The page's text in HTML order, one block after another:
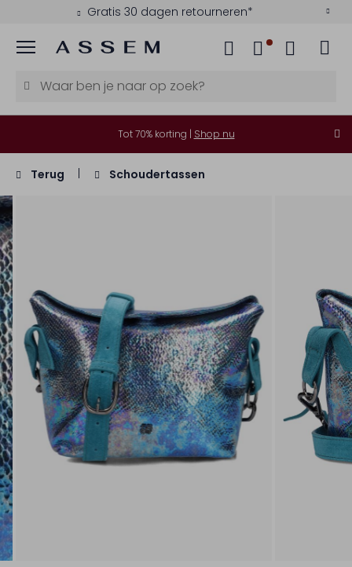
Gratis 30 dagen retourneren*
Menu
Tot 70% korting | Shop nu
Terug Schoudertassen